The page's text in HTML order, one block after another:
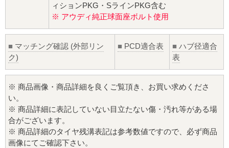
ィションPKG・SラインPKG含む
※ アウディ純正球面座ボルト使用
■ マッチング確認 (外部リン
ク)
■ PCD適合表 ■ ハブ径適合
表
※ 商品画像・商品詳細を良くご覧頂き、お買い求めくださ
い。
※ 商品詳細に表記していない目立たない傷・汚れ等がある場
合がございます。
※ 商品詳細のタイヤ残溝表記は参考数値ですので、必ず商品
画像にてご確認下さい。